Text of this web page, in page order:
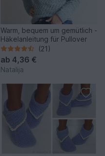
Warm, bequem um gemütlich -
Häkelanleitung für Pullover
(21)
ab 4,36 €
Natalija